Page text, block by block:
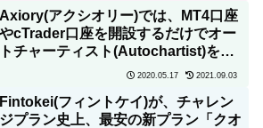
Axiory(アクシオリー)では、MT4口座
やcTrader口座を開設するだけでオー
トチャーティスト(Autochartist)を無
2020.05.17 2021.09.03
Fintokei(フィントケイ)が、チャレン
ジプラン史上、最安の新プラン「クオ